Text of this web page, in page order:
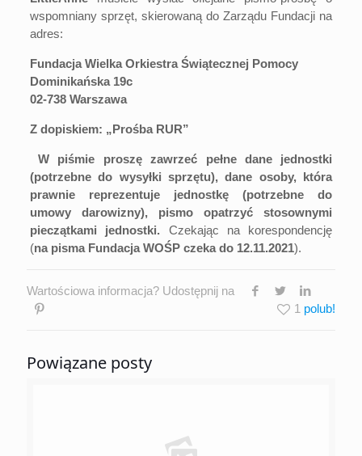
wspomniany sprzęt, skierowaną do Zarządu Fundacji na
adres:
Fundacja Wielka Orkiestra Świątecznej Pomocy
Dominikańska 19c
02-738 Warszawa
Z dopiskiem: „Prośba RUR”
W piśmie proszę zawrzeć pełne dane jednostki
(potrzebne do wysyłki sprzętu), dane osoby, która
prawnie reprezentuje jednostkę (potrzebne do
umowy darowizny), pismo opatrzyć stosownymi
pieczątkami jednostki. Czekając na korespondencję
(na pisma Fundacja WOŚP czeka do 12.11.2021).
Wartościowa informacja? Udostępnij na
1
Powiązane posty